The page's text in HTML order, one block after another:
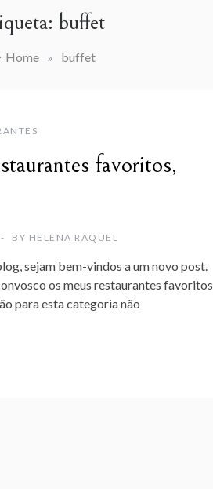
buffet
Home » buffet
favoritos,
BY HELENA RAQUEL
sejam bem-vindos a um novo post.
os meus restaurantes favoritos
para esta categoria não